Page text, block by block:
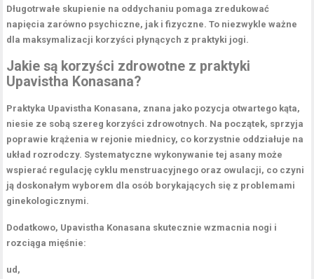
Długotrwałe skupienie na oddychaniu pomaga zredukować
napięcia zarówno psychiczne, jak i fizyczne. To niezwykle ważne
dla maksymalizacji korzyści płynących z praktyki jogi.
Jakie są korzyści zdrowotne z praktyki
Upavistha Konasana?
Praktyka Upavistha Konasana, znana jako pozycja otwartego kąta,
niesie ze sobą szereg korzyści zdrowotnych. Na początek, sprzyja
poprawie krążenia w rejonie miednicy, co korzystnie oddziałuje na
układ rozrodczy. Systematyczne wykonywanie tej asany może
wspierać regulację cyklu menstruacyjnego oraz owulacji, co czyni
ją doskonałym wyborem dla osób borykających się z problemami
ginekologicznymi.
Dodatkowo, Upavistha Konasana skutecznie wzmacnia nogi i
rozciąga mięśnie:
ud,